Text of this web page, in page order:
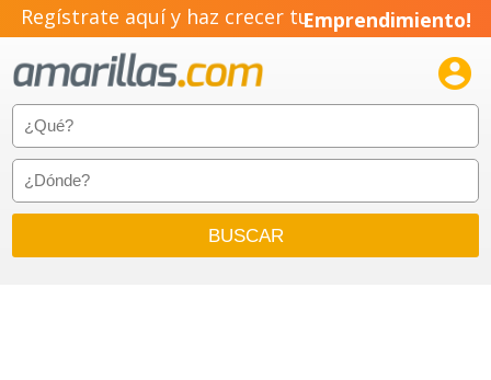
Regístrate aquí y haz crecer tuEmprendimiento!
